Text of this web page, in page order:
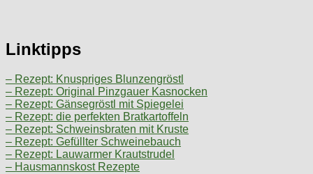
Linktipps
– Rezept: Knuspriges Blunzengröstl
– Rezept: Original Pinzgauer Kasnocken
– Rezept: Gänsegröstl mit Spiegelei
– Rezept: die perfekten Bratkartoffeln
– Rezept: Schweinsbraten mit Kruste
– Rezept: Gefüllter Schweinebauch
– Rezept: Lauwarmer Krautstrudel
– Hausmannskost Rezepte